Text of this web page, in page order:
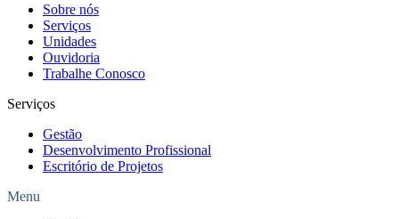
Sobre nós
Serviços
Unidades
Ouvidoria
Trabalhe Conosco
Serviços
Gestão
Desenvolvimento Profissional
Escritório de Projetos
Menu